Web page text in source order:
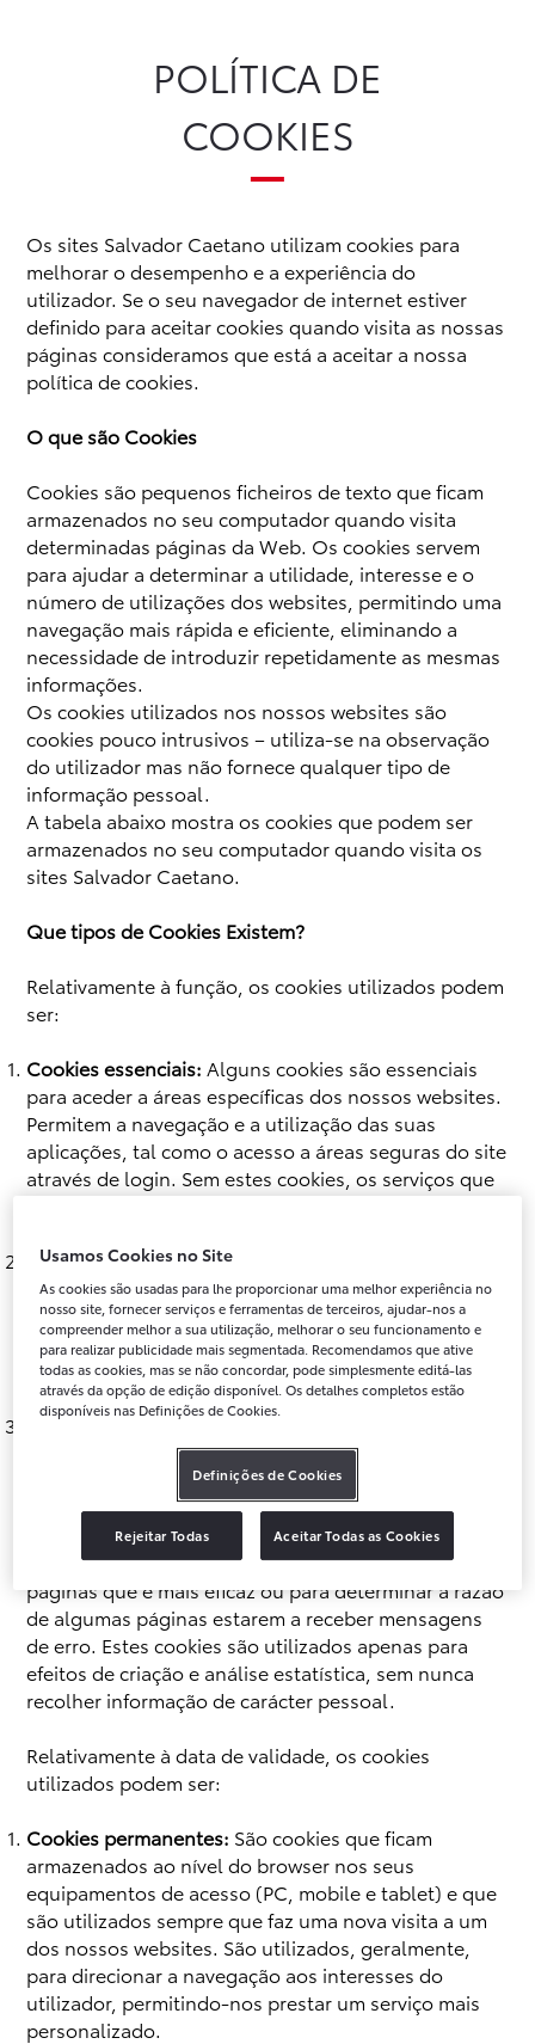
Campanha Caetano GO
POLÍTICA DE
COOKIES
Os sites Salvador Caetano utilizam cookies para
melhorar o desempenho e a experiência do
utilizador. Se o seu navegador de internet estiver
definido para aceitar cookies quando visita as nossas
páginas consideramos que está a aceitar a nossa
política de cookies.
O que são Cookies
Cookies são pequenos ficheiros de texto que ficam
armazenados no seu computador quando visita
determinadas páginas da Web. Os cookies servem
para ajudar a determinar a utilidade, interesse e o
número de utilizações dos websites, permitindo uma
navegação mais rápida e eficiente, eliminando a
necessidade de introduzir repetidamente as mesmas
informações.
Os cookies utilizados nos nossos websites são
cookies pouco intrusivos – utiliza-se na observação
do utilizador mas não fornece qualquer tipo de
informação pessoal.
A tabela abaixo mostra os cookies que podem ser
armazenados no seu computador quando visita os
sites Salvador Caetano.
Que tipos de Cookies Existem?
Relativamente à função, os cookies utilizados podem
ser:
Cookies essenciais: Alguns cookies são essenciais
para aceder a áreas específicas dos nossos websites.
Permitem a navegação e a utilização das suas
aplicações, tal como o acesso a áreas seguras do site
através de login. Sem estes cookies, os serviços que
o exijam não podem ser prestados.
Cookies funcionais:Os cookies funcionais permitem
relembrar as preferências do utilizador relativamente
à navegação no site. Assim, o utilizador não
necessita de fazer reconfiguração ou personalização
cada vez que visita o site.
Cookies analíticos:Estes cookies são utilizados para
analisar a forma como os utilizadores usam o site,
permitindo destacar artigos ou serviços que podem
ser do interesse dos utilizadores, e monitorizar o
desempenho do site, conhecendo quais as páginas
mais populares, qual o método de ligação entre
páginas que é mais eficaz ou para determinar a razão
de algumas páginas estarem a receber mensagens
de erro. Estes cookies são utilizados apenas para
efeitos de criação e análise estatística, sem nunca
recolher informação de carácter pessoal.
Relativamente à data de validade, os cookies
utilizados podem ser:
Cookies permanentes: São cookies que ficam
armazenados ao nível do browser nos seus
equipamentos de acesso (PC, mobile e tablet) e que
são utilizados sempre que faz uma nova visita a um
dos nossos websites. São utilizados, geralmente,
para direcionar a navegação aos interesses do
utilizador, permitindo-nos prestar um serviço mais
personalizado.
Usamos Cookies no Site
As cookies são usadas para lhe proporcionar uma melhor experiência no
nosso site, fornecer serviços e ferramentas de terceiros, ajudar-nos a
compreender melhor a sua utilização, melhorar o seu funcionamento e
para realizar publicidade mais segmentada. Recomendamos que ative
todas as cookies, mas se não concordar, pode simplesmente editá-las
através da opção de edição disponível. Os detalhes completos estão
disponíveis nas Definições de Cookies.
Definições de Cookies
Rejeitar Todas Aceitar Todas as Cookies